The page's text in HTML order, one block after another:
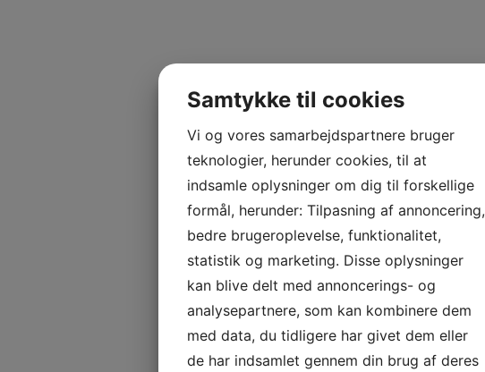
Samtykke til cookies
Vi og vores samarbejdspartnere bruger
teknologier, herunder cookies, til at
indsamle oplysninger om dig til forskellige
formål, herunder: Tilpasning af annoncering,
bedre brugeroplevelse, funktionalitet,
statistik og marketing. Disse oplysninger
kan blive delt med annoncerings- og
analysepartnere, som kan kombinere dem
med data, du tidligere har givet dem eller
de har indsamlet gennem din brug af deres